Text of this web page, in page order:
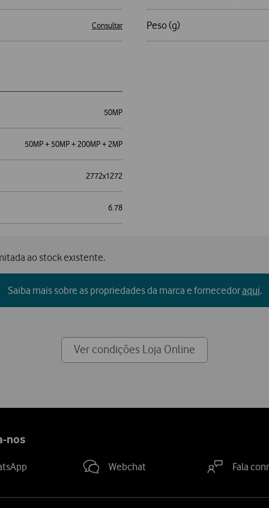
Consultar Peso (g)
50MP
50MP + 50MP + 200MP + 2MP
2772x1272
6.78
ao stock existente.
Saiba mais sobre as propriedades da marca e fornecedoraqui.
Ver condições Loja Online
nos
Webchat Fala